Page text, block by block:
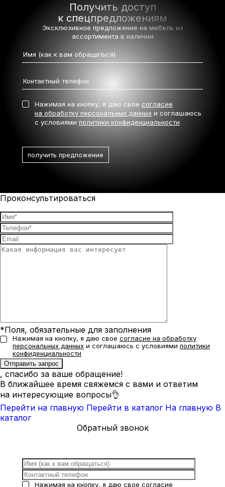
Получить доступ
к спецпредложениям
Эксклюзивное предложение на мебель из
ассортимента в наличии
Нажимая на кнопку, я даю свое согласие
на обработку персональных данных и соглашаюсь
с условиями политики конфиденциальности
Проконсультироваться
*Поля, обязательные для заполнения
Нажимая на кнопку, я даю свое согласие на обработку
персональных данных и соглашаюсь с условиями политики
конфиденциальности
, спасибо за ваше обращение!
В ближайшее время свяжемся с вами и ответим
на интересующие вопросы👌
Перейти на главную Перейти в каталог На главную В
каталог
Обратный звонок
Нажимая на кнопку, я даю свое согласие